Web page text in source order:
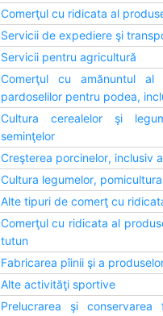
Comerţul cu ridicata al
Servicii de expediere şi
Servicii pentru agricultură
Comerţul cu amănuntul
pardoselilor pentru podea,
Cultura cerealelor şi
seminţelor
Creşterea porcinelor, inclusiv
Cultura legumelor,
Alte tipuri de comerţ cu
Comerţul cu ridicata al
tutun
Fabricarea pîinii şi a
Alte activităţi sportive
Prelucrarea şi